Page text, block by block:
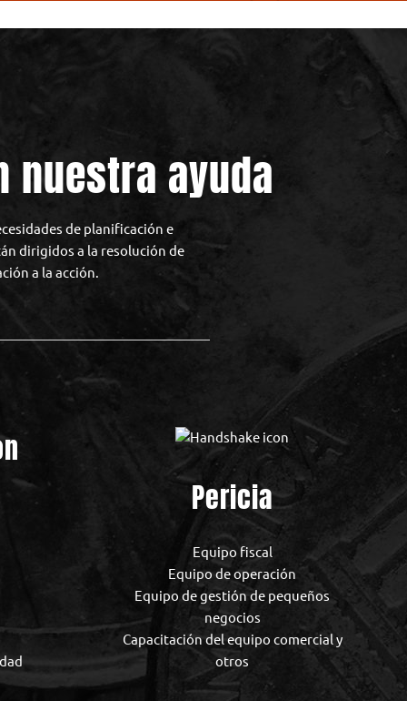
nuestra ayuda
de planificación e
dirigidos a la resolución de
a la acción.
Pericia
Equipo fiscal
Equipo de operación
Equipo de gestión de pequeños
negocios
Capacitación del equipo comercial y
otros